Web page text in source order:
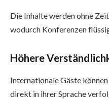
Die Inhalte werden ohne
wodurch Konferenzen
Höhere
Internationale Gäste
direkt in ihrer Sprache